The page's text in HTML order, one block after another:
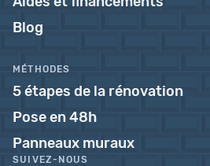
Blog
MÉTHODES
5 étapes de la rénovation
Pose en 48h
Panneaux muraux
SUIVEZ-NOUS